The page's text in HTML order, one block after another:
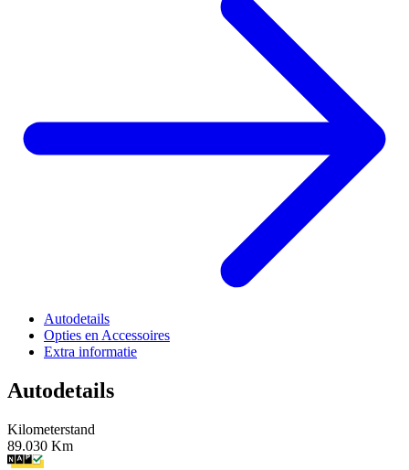
Autodetails
Opties en Accessoires
Extra informatie
Autodetails
Kilometerstand
89.030 Km